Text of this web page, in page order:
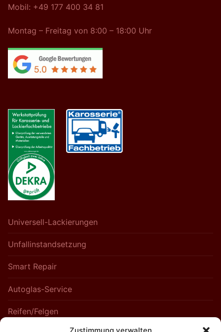
Mobil: +49 177 400 34 81
Montag – Freitag von 8:00 – 18:00 Uhr
Universell-Lackierungen
Unfallinstandsetzung
Smart Repair
Autoglas-Service
Reifen/Felgen